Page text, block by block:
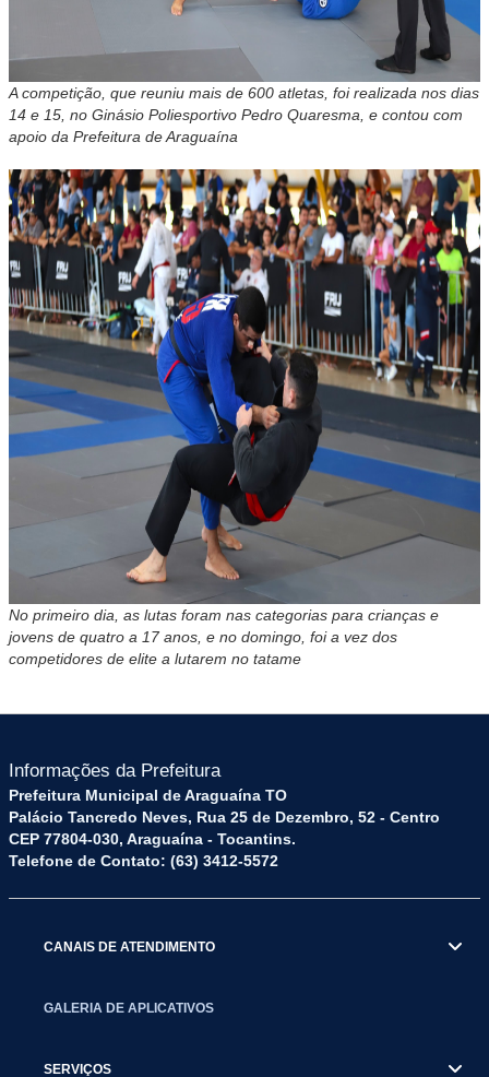
A competição, que reuniu mais de 600 atletas, foi realizada nos dias
14 e 15, no Ginásio Poliesportivo Pedro Quaresma, e contou com
apoio da Prefeitura de Araguaína
No primeiro dia, as lutas foram nas categorias para crianças e
jovens de quatro a 17 anos, e no domingo, foi a vez dos
competidores de elite a lutarem no tatame
Informações da Prefeitura
Prefeitura Municipal de Araguaína TO
Palácio Tancredo Neves, Rua 25 de Dezembro, 52 - Centro
CEP 77804-030, Araguaína - Tocantins.
Telefone de Contato: (63) 3412-5572
CANAIS DE ATENDIMENTO
GALERIA DE APLICATIVOS
SERVIÇOS